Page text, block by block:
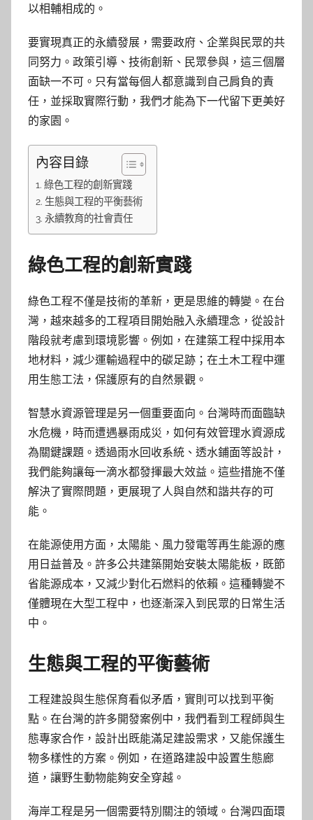
以相輔相成的。
要實現真正的永續發展，需要政府、企業與民眾的共
同努力。政策引導、技術創新、民眾參與，這三個層
面缺一不可。只有當每個人都意識到自己肩負的責
任，並採取實際行動，我們才能為下一代留下更美好
的家園。
內容目錄
綠色工程的創新實踐
生態與工程的平衡藝術
永續教育的社會責任
綠色工程的創新實踐
綠色工程不僅是技術的革新，更是思維的轉變。在台
灣，越來越多的工程項目開始融入永續理念，從設計
階段就考慮到環境影響。例如，在建築工程中採用本
地材料，減少運輸過程中的碳足跡；在土木工程中運
用生態工法，保護原有的自然景觀。
智慧水資源管理是另一個重要面向。台灣時而面臨缺
水危機，時而遭遇暴雨成災，如何有效管理水資源成
為關鍵課題。透過雨水回收系統、透水鋪面等設計，
我們能夠讓每一滴水都發揮最大效益。這些措施不僅
解決了實際問題，更展現了人與自然和諧共存的可
能。
在能源使用方面，太陽能、風力發電等再生能源的應
用日益普及。許多公共建築開始安裝太陽能板，既節
省能源成本，又減少對化石燃料的依賴。這種轉變不
僅體現在大型工程中，也逐漸深入到民眾的日常生活
中。
生態與工程的平衡藝術
工程建設與生態保育看似矛盾，實則可以找到平衡
點。在台灣的許多開發案例中，我們看到工程師與生
態專家合作，設計出既能滿足建設需求，又能保護生
物多樣性的方案。例如，在道路建設中設置生態廊
道，讓野生動物能夠安全穿越。
海岸工程是另一個需要特別關注的領域。台灣四面環